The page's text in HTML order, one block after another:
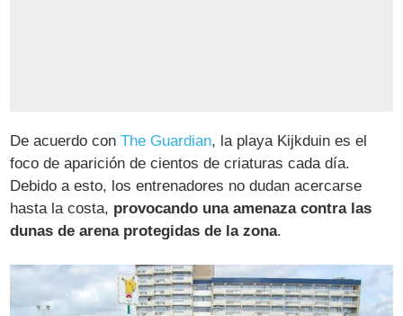
De acuerdo conThe Guardian, la playa Kijkduin es el
foco de aparición de cientos de criaturas cada día.
Debido a esto, los entrenadores no dudan acercarse
hasta la costa, provocando una amenaza contra las
dunas de arena protegidas de la zona.